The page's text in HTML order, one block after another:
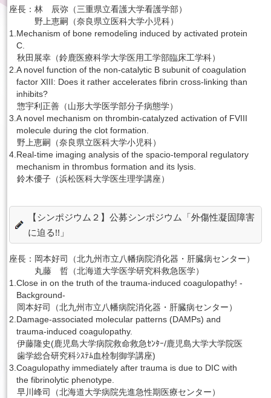
リンク
座長： 林 辰弥（三重県立看護大学看護学部）
野上恵嗣（奈良県立医科大学小児科）
1. Mechanism of bone remodeling induced by activated protein
C.
秋田展幸（鈴鹿医療科学大学医用工学部臨床工学科）
2. A novel function of the non-catalytic B subunit of coagulation
factor XIII: Does it rather accelerates fibrin cross-linking than
inhibits?
惣宇利正善（山形大学医学部分子病態学）
3. A novel mechanism on thrombin-catalyzed activation of FVIII
molecule during the clot formation.
野上恵嗣（奈良県立医科大学小児科）
4. Real-time imaging analysis of the spacio-temporal regulatory
mechanism in thrombus formation and its lysis.
鈴木優子（浜松医科大学医生理学講座）
【シンポジウム２】公募シンポジウム「外傷性凝固障害
に迫る!!」
座長： 岡本好司（北九州市立八幡病院消化器・肝臓病センター）
丸藤 哲（北海道大学医学研究科救急医学）
1. Close in on the truth of the trauma-induced coagulopathy! -
Background-
岡本好司（北九州市立八幡病院消化器・肝臓病センター）
2. Damage-associated molecular patterns (DAMPs) and
trauma-induced coagulopathy.
伊藤隆史(鹿児島大学病院救命救急ｾﾝﾀｰ/鹿児島大学大学院医
歯学総合研究科ｼｽﾃﾑ血栓制御学講座)
3. Coagulopathy immediately after trauma is due to DIC with
the fibrinolytic phenotype.
早川峰司（北海道大学病院先進急性期医療センター）